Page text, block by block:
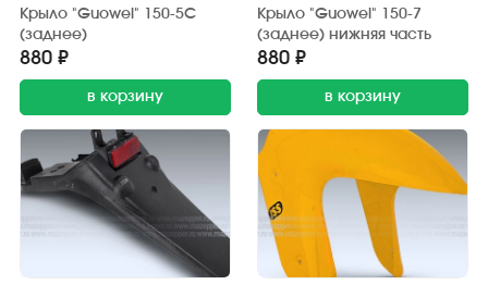
Крыло "Guowei" 150-5С
(заднее)
880 ₽
в корзину
Крыло "Guowei" 150-7
(заднее) нижняя часть
880 ₽
в корзину